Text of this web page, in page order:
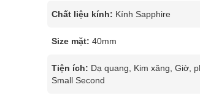
Chất liệu kính: Kính Sapphire
Size mặt: 40mm
Tiện ích: Dạ quang, Kim xăng, Giờ,
Small Second